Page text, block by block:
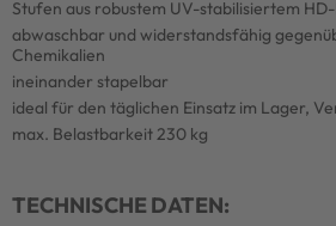
Stufen aus robustem UV-stabilisiertem
abwaschbar und widerstandsfähig
Chemikalien
ineinander stapelbar
ideal für den täglichen Einsatz im Lager,
max. Belastbarkeit 230 kg
TECHNISCHE DATEN: